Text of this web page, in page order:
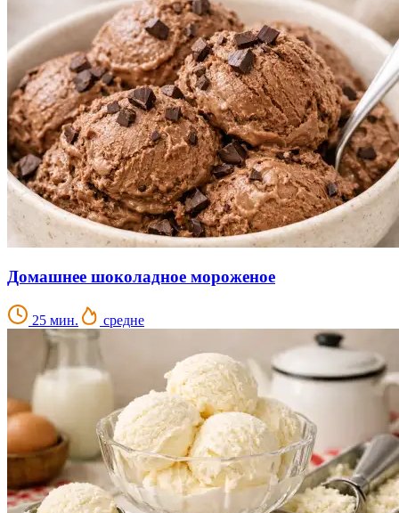
Домашнее шоколадное мороженое
25 мин. средне